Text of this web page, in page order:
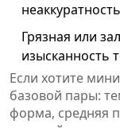
Грязная или
изысканность
Если хотите
базовой пары:
форма, средняя